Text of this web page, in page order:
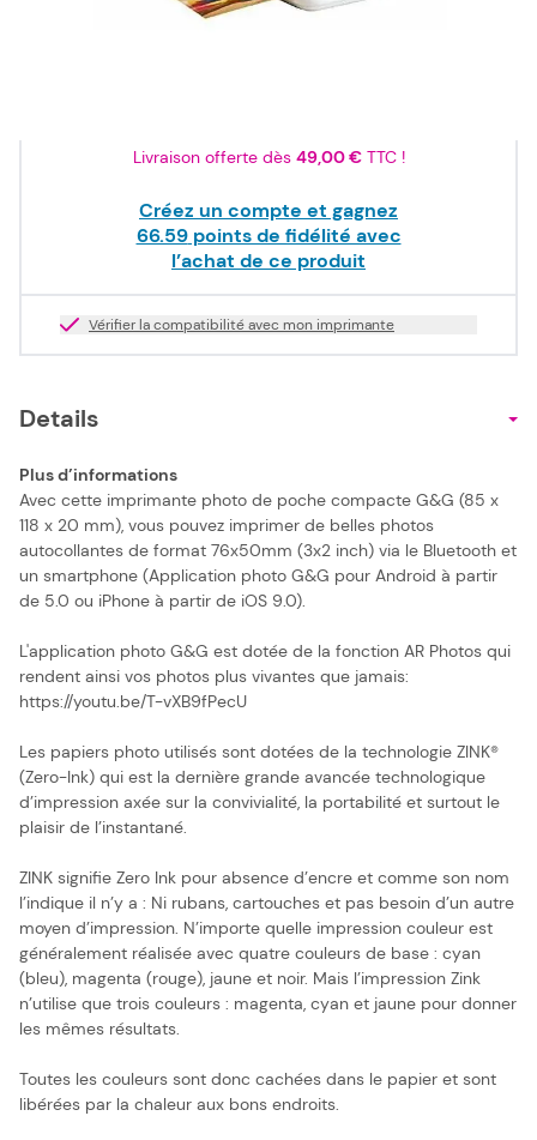
Livraison offerte dès 49,00 €TTC !
Créez un compte et gagnez
66.59points de fidélité avec
l’achat de ce produit
Vérifier la compatibilité avec mon imprimante
Details
Plus d’informations
Avec cette imprimante photo de poche compacte G&G (85 x
118 x 20 mm), vous pouvez imprimer de belles photos
autocollantes de format 76x50mm (3x2 inch) via le Bluetooth et
un smartphone (Application photo G&G pour Android à partir
de 5.0 ou iPhone à partir de iOS 9.0).
L'application photo G&G est dotée de la fonction AR Photos qui
rendent ainsi vos photos plus vivantes que jamais:
https://youtu.be/T-vXB9fPecU
Les papiers photo utilisés sont dotées de la technologie ZINK®
(Zero-Ink) qui est la dernière grande avancée technologique
d’impression axée sur la convivialité, la portabilité et surtout le
plaisir de l’instantané.
ZINK signifie Zero Ink pour absence d’encre et comme son nom
l’indique il n’y a : Ni rubans, cartouches et pas besoin d’un autre
moyen d’impression. N’importe quelle impression couleur est
généralement réalisée avec quatre couleurs de base : cyan
(bleu), magenta (rouge), jaune et noir. Mais l’impression Zink
n’utilise que trois couleurs : magenta, cyan et jaune pour donner
les mêmes résultats.
Toutes les couleurs sont donc cachées dans le papier et sont
libérées par la chaleur aux bons endroits.